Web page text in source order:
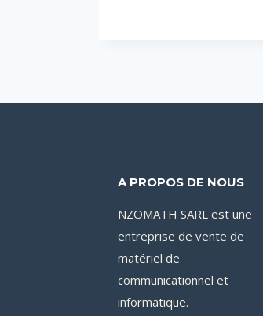
A PROPOS DE NOUS
NZOMATH SARL est une
entreprise de vente de
matériel de
communicationnel et
informatique.